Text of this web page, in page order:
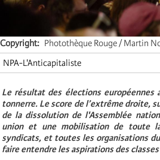
Copyright
Photothèque Rouge / Martin
NPA-L'Anticapitaliste
Le résultat des élections européennes
tonnerre. Le score de l’extrême droite,
de la dissolution de l'Assemblée
union et une mobilisation de toute
syndicats, et toutes les organisations
faire entendre les aspirations des